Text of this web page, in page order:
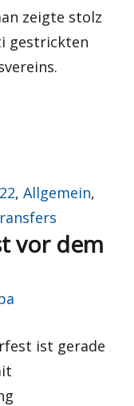
zeigte stolz
gestrickten
,Allgemein,
vor dem
ist gerade